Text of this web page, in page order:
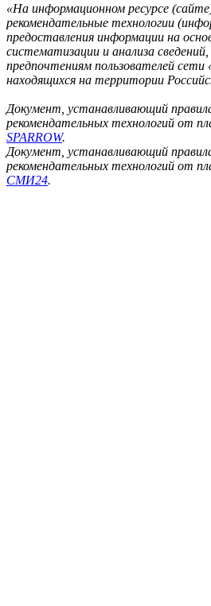
«На информационном ресурсе
рекомендательные технологии
предоставления информации на
систематизации и анализа
предпочтениям пользователей
находящихся на территории
Документ, устанавливающий
рекомендательных технологий от
SPARROW.
Документ, устанавливающий
рекомендательных технологий от
СМИ24.